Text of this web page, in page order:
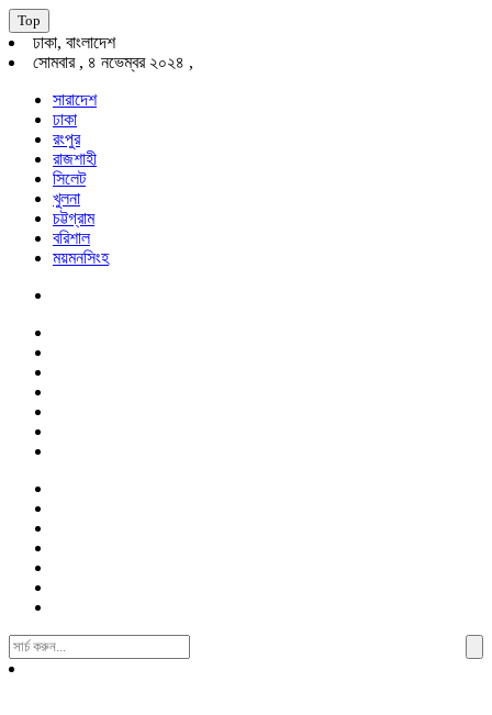
Top
ঢাকা, বাংলাদেশ
সোমবার , ৪ নভেম্বর ২০২৪ ,
সারাদেশ
ঢাকা
রংপুর
রাজশাহী
সিলেট
খুলনা
চট্টগ্রাম
বরিশাল
ময়মনসিংহ
Search
For: